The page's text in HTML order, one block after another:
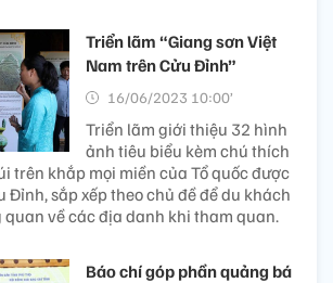
Triển lãm “Giang sơn Việt
Nam trên Cửu Đỉnh”
16/06/2023 10:00’
Triển lãm giới thiệu 32 hình
ảnh tiêu biểu kèm chú thích
trên khắp mọi miền của Tổ quốc được
Đỉnh, sắp xếp theo chủ đề để du khách
quan về các địa danh khi tham quan.
Báo chí góp phần quảng bá